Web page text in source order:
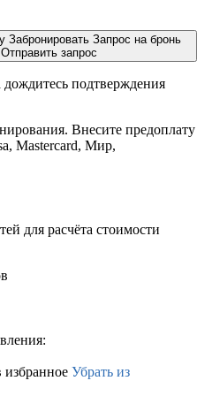
Забронировать Запрос на бронь
Отправить запрос
подтверждения
Внесите предоплату
Mastercard, Мир,
для расчёта стоимости
Убрать из